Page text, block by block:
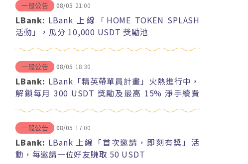
一般公告 08/05 21:00
LBank: LBank 上線「HOME TOKEN SPLASH
活動」，瓜分 10,000 USDT 獎勵池
一般公告 08/05 18:30
LBank: LBank「精英帶單員計畫」火熱進行中，
解鎖每月 300 USDT 獎勵及最高 15% 淨手續費
一般公告 08/05 17:00
LBank: LBank 上線「首次邀請，即刻有獎」活
動，每邀請一位好友賺取 50 USDT